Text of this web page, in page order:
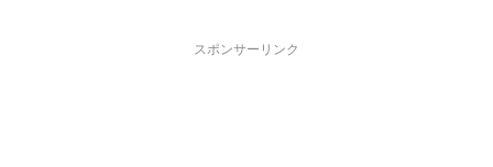
スポンサーリンク